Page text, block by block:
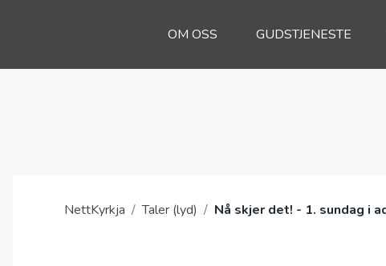
OM OSS GUDSTJENESTE
NettKyrkja / Taler (lyd) / Nå skjer det! - 1. sundag i